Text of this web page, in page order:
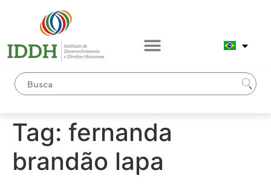
Tag: fernanda
brandão lapa